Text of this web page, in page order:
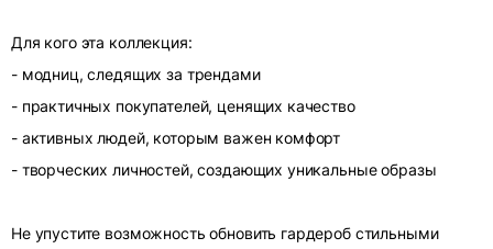
Для кого эта коллекция:
- модниц, следящих за трендами
- практичных покупателей, ценящих качество
- активных людей, которым важен комфорт
- творческих личностей, создающих уникальные образы
Не упустите возможность обновить гардероб стильными